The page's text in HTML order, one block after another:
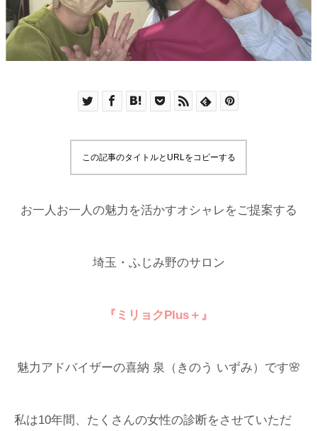
この記事のタイトルとURLをコピーする
お一人お一人の魅力を活かすオシャレをご提案する
埼玉・ふじみ野のサロン
『ミリョクPlus＋』
魅力アドバイザーの喜納 泉（きのう いずみ）です🌸
私は10年間、たくさんの女性の診断をさせていただ